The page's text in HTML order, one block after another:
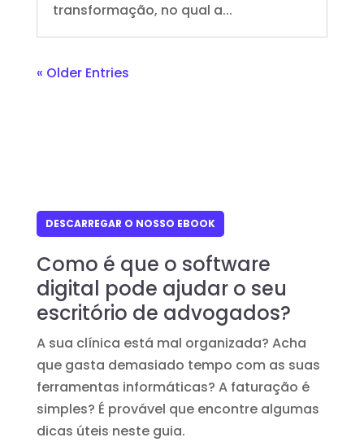
transformação, no qual a...
« Older Entries
DESCARREGAR O NOSSO EBOOK
Como é que o software
digital pode ajudar o seu
escritório de advogados?
A sua clínica está mal organizada? Acha
que gasta demasiado tempo com as suas
ferramentas informáticas? A faturação é
simples? É provável que encontre algumas
dicas úteis neste guia.